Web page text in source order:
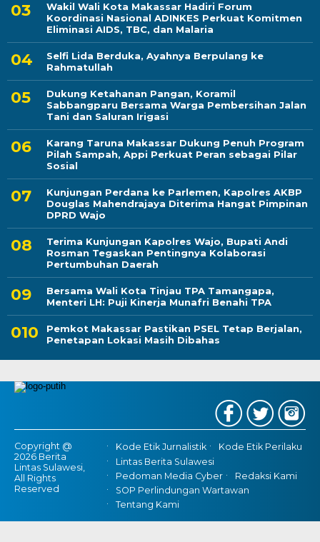
Wakil Wali Kota Makassar Hadiri Forum
Koordinasi Nasional ADINKES Perkuat Komitmen
Eliminasi AIDS, TBC, dan Malaria
Selfi Lida Berduka, Ayahnya Berpulang ke
Rahmatullah
Dukung Ketahanan Pangan, Koramil
Sabbangparu Bersama Warga Pembersihan Jalan
Tani dan Saluran Irigasi
Karang Taruna Makassar Dukung Penuh Program
Pilah Sampah, Appi Perkuat Peran sebagai Pilar
Sosial
Kunjungan Perdana ke Parlemen, Kapolres AKBP
Douglas Mahendrajaya Diterima Hangat Pimpinan
DPRD Wajo
Terima Kunjungan Kapolres Wajo, Bupati Andi
Rosman Tegaskan Pentingnya Kolaborasi
Pertumbuhan Daerah
Bersama Wali Kota Tinjau TPA Tamangapa,
Menteri LH: Puji Kinerja Munafri Benahi TPA
Pemkot Makassar Pastikan PSEL Tetap Berjalan,
Penetapan Lokasi Masih Dibahas
Copyright @
2026 Berita
Lintas Sulawesi,
All Rights
Reserved
Kode Etik Jurnalistik
Kode Etik Perilaku
Lintas Berita Sulawesi
Pedoman Media Cyber
Redaksi Kami
SOP Perlindungan Wartawan
Tentang Kami